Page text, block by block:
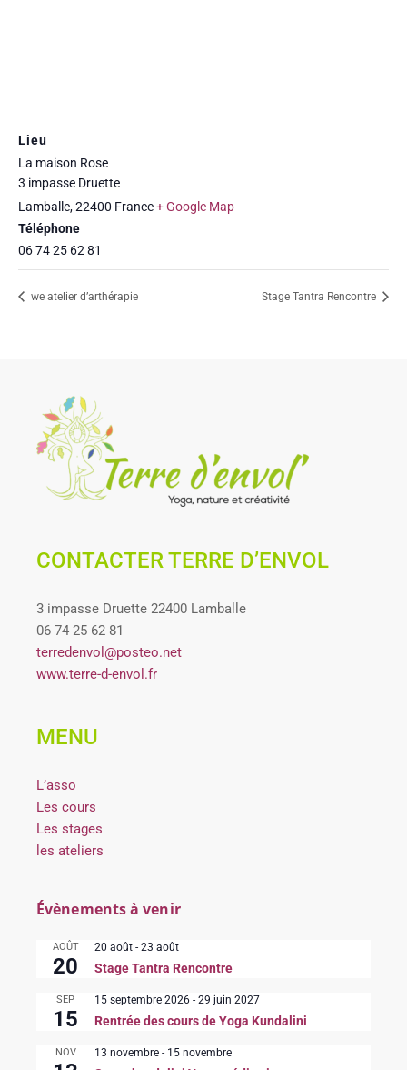
Lieu
La maison Rose
3 impasse Druette
Lamballe,22400 France+ Google Map
Téléphone
06 74 25 62 81
we atelier d’arthérapie Stage Tantra Rencontre
CONTACTER TERRE D’ENVOL
3 impasse Druette 22400 Lamballe
06 74 25 62 81
terredenvol@posteo.net
www.terre-d-envol.fr
MENU
L’asso
Les cours
Les stages
les ateliers
Évènements à venir
AOÛT
20
20 août - 23 août
Stage Tantra Rencontre
SEP
15
15 septembre 2026 - 29 juin 2027
Rentrée des cours de Yoga Kundalini
NOV 13 novembre - 15 novembre